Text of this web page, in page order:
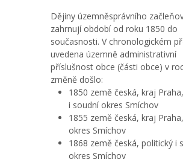
Dějiny územněsprávního
zahrnují období od roku 1850 do
současnosti. V chronologickém
uvedena územně administrativní
příslušnost obce (části obce) v
změně došlo:
1850 země česká, kraj
i soudní okres Smíchov
1855 země česká, kraj
okres Smíchov
1868 země česká, politický i
okres Smíchov